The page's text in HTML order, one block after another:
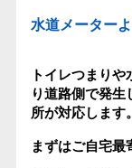
水道メーター
トイレつまり
り道路側で発
所が対応します。
まずはご自宅最